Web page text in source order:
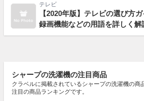
テレビ
【2020年版】テレビの選び方
録画機能などの用語を詳しく解
シャープの洗濯機の注目商品
クラベルに掲載されているシャープの洗濯機の商
注目の商品ランキングです。